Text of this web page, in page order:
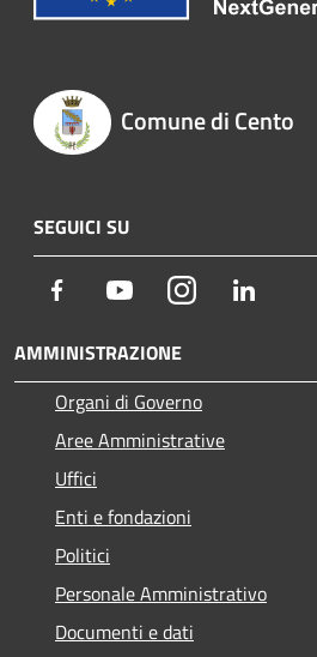
Comune di Cento
SEGUICI SU
Facebook YoutubeInstagram
AMMINISTRAZIONE
Organi di Governo
Aree Amministrative
Uffici
Enti e fondazioni
Politici
Personale Amministrativo
Documenti e dati